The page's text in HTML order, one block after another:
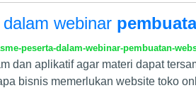
webinar
peserta-dalam-webinar-pembuatan-
dan aplikatif agar materi dapat
bisnis memerlukan website toko